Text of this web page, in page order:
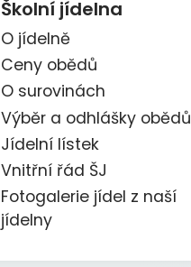
Školní jídelna
O jídelně
Ceny obědů
O surovinách
Výběr a odhlášky obědů
Jídelní lístek
Vnitřní řád ŠJ
Fotogalerie jídel z naší
jídelny